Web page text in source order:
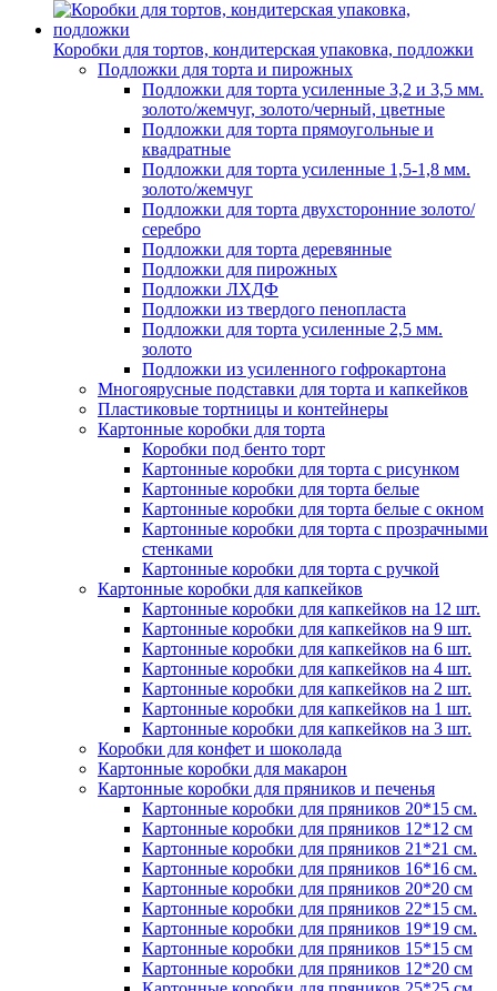
Коробки для тортов, кондитерская упаковка, подложки
Подложки для торта и пирожных
Подложки для торта усиленные 3,2 и 3,5 мм.
золото/жемчуг, золото/черный, цветные
Подложки для торта прямоугольные и
квадратные
Подложки для торта усиленные 1,5-1,8 мм.
золото/жемчуг
Подложки для торта двухсторонние золото/
серебро
Подложки для торта деревянные
Подложки для пирожных
Подложки ЛХДФ
Подложки из твердого пенопласта
Подложки для торта усиленные 2,5 мм.
золото
Подложки из усиленного гофрокартона
Многоярусные подставки для торта и капкейков
Пластиковые тортницы и контейнеры
Картонные коробки для торта
Коробки под бенто торт
Картонные коробки для торта с рисунком
Картонные коробки для торта белые
Картонные коробки для торта белые с окном
Картонные коробки для торта с прозрачными
стенками
Картонные коробки для торта с ручкой
Картонные коробки для капкейков
Картонные коробки для капкейков на 12 шт.
Картонные коробки для капкейков на 9 шт.
Картонные коробки для капкейков на 6 шт.
Картонные коробки для капкейков на 4 шт.
Картонные коробки для капкейков на 2 шт.
Картонные коробки для капкейков на 1 шт.
Картонные коробки для капкейков на 3 шт.
Коробки для конфет и шоколада
Картонные коробки для макарон
Картонные коробки для пряников и печенья
Картонные коробки для пряников 20*15 см.
Картонные коробки для пряников 12*12 см
Картонные коробки для пряников 21*21 см.
Картонные коробки для пряников 16*16 см.
Картонные коробки для пряников 20*20 см
Картонные коробки для пряников 22*15 см.
Картонные коробки для пряников 19*19 см.
Картонные коробки для пряников 15*15 см
Картонные коробки для пряников 12*20 см